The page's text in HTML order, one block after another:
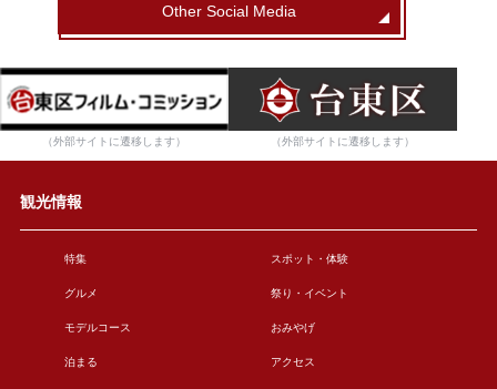
Other Social Media
（外部サイトに遷移します） （外部サイトに遷移します）
観光情報
特集 スポット・体験
グルメ 祭り・イベント
モデルコース おみやげ
泊まる アクセス